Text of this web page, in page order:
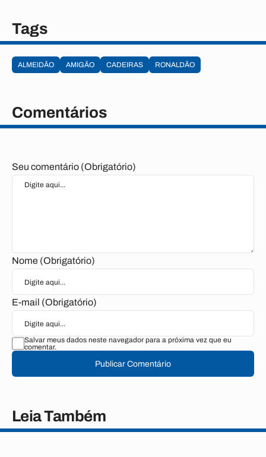
Tags
ALMEIDÃO AMIGÃO CADEIRAS RONALDÃO
Comentários
Seu comentário (Obrigatório)
Nome (Obrigatório)
E-mail (Obrigatório)
Salvar meus dados neste navegador para a próxima vez que eu
comentar.
Publicar Comentário
Leia Também